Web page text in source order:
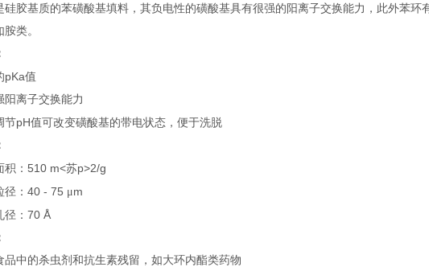
硅胶基质的苯磺酸基填料，其负电性的磺酸基具有很强的阳离子交换能力，此外苯环
类。
pKa值
阳离子交换能力
节pH值可改变磺酸基的带电状态，便于洗脱
积： 510 m<苏p>2/g
： 40 - 75 μm
： 70 Å
品中的杀虫剂和抗生素残留，如大环内酯类药物